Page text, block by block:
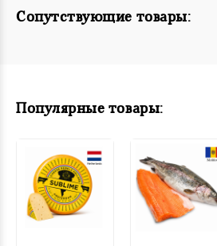
Сопутствующие товары:
Популярные товары: